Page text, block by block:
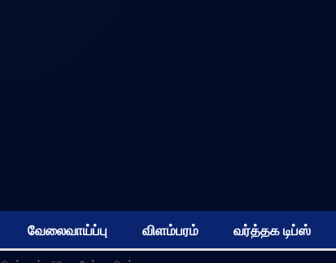
வேலைவாய்ப்பு விளம்பரம் வர்த்தக டிப்ஸ்